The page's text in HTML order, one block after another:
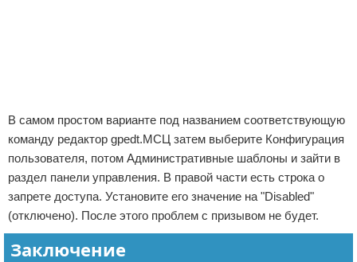
В самом простом варианте под названием соответствующую
команду редактор gpedt.МСЦ затем выберите Конфигурация
пользователя, потом Административные шаблоны и зайти в
раздел панели управления. В правой части есть строка о
запрете доступа. Установите его значение на "Disabled"
(отключено). После этого проблем с призывом не будет.
Заключение